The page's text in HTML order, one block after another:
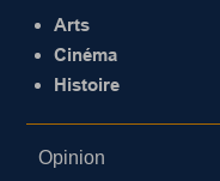
Arts
Cinéma
Histoire
Opinion